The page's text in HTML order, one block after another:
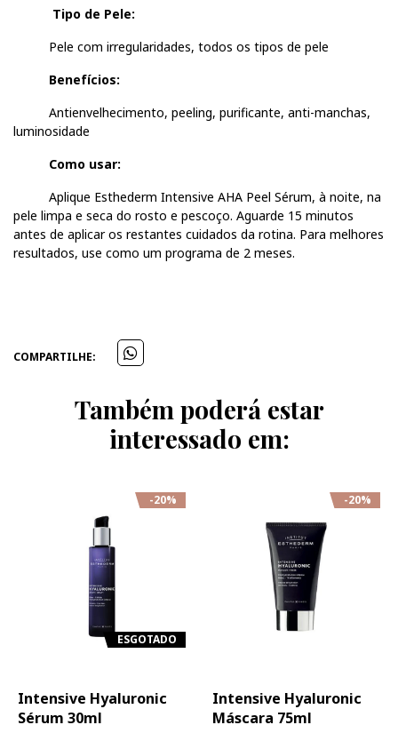
Tipo de Pele:
Pele com irregularidades, todos os tipos de pele
Benefícios:
Antienvelhecimento, peeling, purificante, anti-manchas,
luminosidade
Como usar:
Aplique Esthederm Intensive AHA Peel Sérum, à noite, na
pele limpa e seca do rosto e pescoço. Aguarde 15 minutos
antes de aplicar os restantes cuidados da rotina. Para melhores
resultados, use como um programa de 2 meses.
COMPARTILHE:
Também poderá estar
interessado em:
-20%
ESGOTADO
Intensive Hyaluronic
Sérum 30ml
-20%
Intensive Hyaluronic
Máscara 75ml